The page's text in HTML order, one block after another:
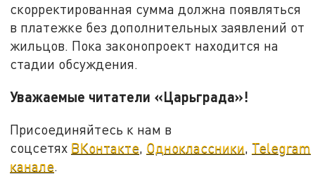
скорректированная сумма должна появляться
в платежке без дополнительных заявлений от
жильцов. Пока законопроект находится на
стадии обсуждения.
Уважаемые читатели «Царьграда»!
Присоединяйтесь к нам в
соцсетях ВКонтакте Одноклассники Telegram
канале